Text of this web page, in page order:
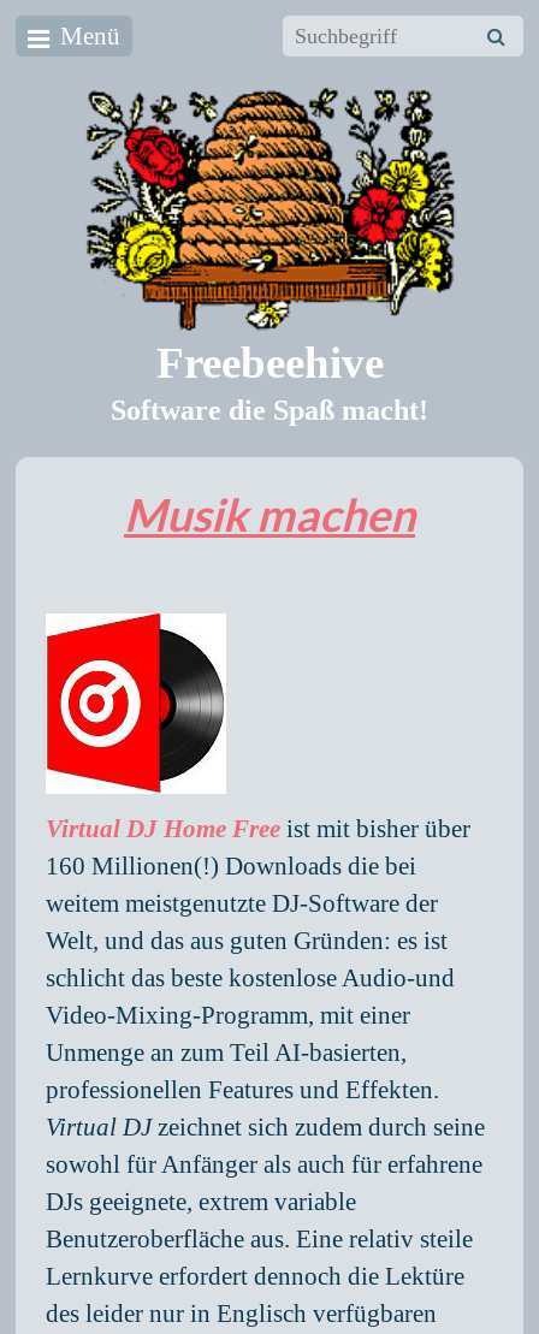
Menü
Freebeehive
Software die Spaß macht!
Musik machen
Virtual DJ Home Free ist mit bisher über
160 Millionen(!) Downloads die bei
weitem meistgenutzte DJ-Software der
Welt, und das aus guten Gründen: es ist
schlicht das beste kostenlose Audio-und
Video-Mixing-Programm, mit einer
Unmenge an zum Teil AI-basierten,
professionellen Features und Effekten.
Virtual DJzeichnet sich zudem durch seine
sowohl für Anfänger als auch für erfahrene
DJs geeignete, extrem variable
Benutzeroberfläche aus. Eine relativ steile
Lernkurve erfordert dennoch die Lektüre
des leider nur in Englisch verfügbaren